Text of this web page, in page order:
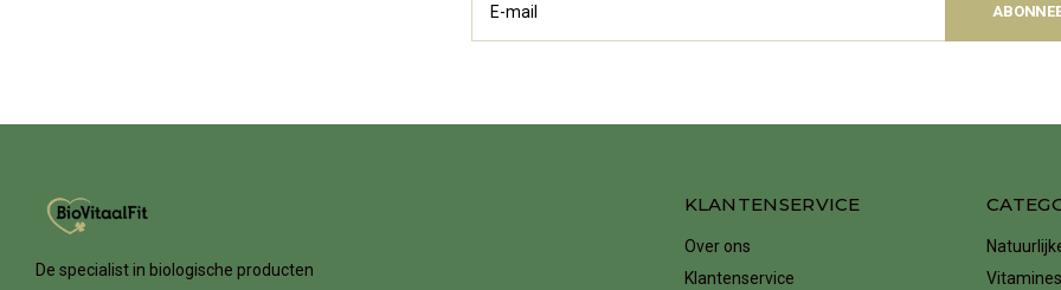
De specialist in biologische producten
KLANTENSERVICE
Over ons
Klantenservice